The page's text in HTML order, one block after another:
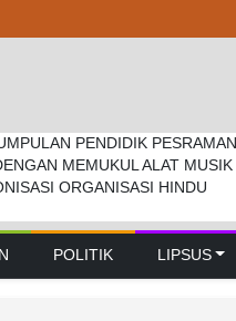
PENDIDIK PESRAMAN
MEMUKUL ALAT MUSIK
ORGANISASI HINDU
Badung Berprestasi Di
Kua-ppas 2027, Belanja
POLITIK LIPSUS